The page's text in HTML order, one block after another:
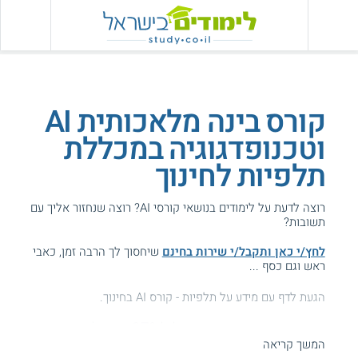
קורס בינה מלאכותית AI
וטכנופדגוגיה במכללת
תלפיות לחינוך
רוצה לדעת על לימודים בנושאי קורסי AI? רוצה שנחזור אליך עם
תשובות?
לחץ/י כאן ותקבל/י שירות בחינם שיחסוך לך הרבה זמן, כאבי
ראש וגם כסף ...
הגעת לדף עם מידע על תלפיות - קורס AI בחינוך.
עזרנו גם לך? דרג אותנו:המשך קריאה